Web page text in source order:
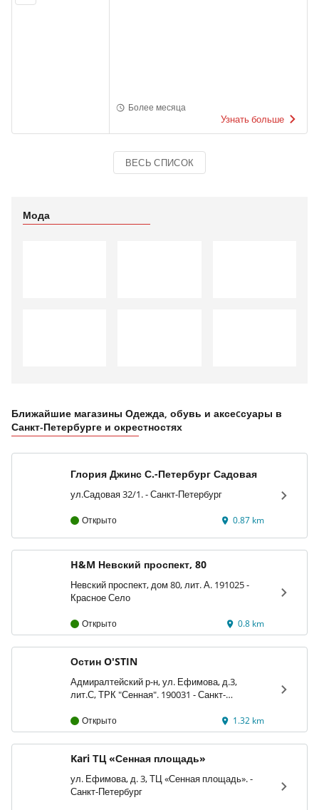
Более месяца
Узнать больше
ВЕСЬ СПИСОК
Мода
Ближайшие магазины Одежда, обувь и аксеcсуары в
Санкт-Петербурге и окрестностях
Глория Джинс С.-Петербург Садовая
ул.Садовая 32/1. - Санкт-Петербург
Открыто 0.87 km
H&M Невский проспект, 80
Невский проспект, дом 80, лит. А. 191025 -
Красное Село
Открыто 0.8 km
Остин O'STIN
Адмиралтейский р-н, ул. Ефимова, д.3,
лит.С, ТРК "Сенная". 190031 - Санкт-
Открыто 1.32 km
Kari ТЦ «Сенная площадь»
ул. Ефимова, д. 3, ТЦ «Сенная площадь». -
Санкт-Петербург